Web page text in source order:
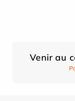
Venir au